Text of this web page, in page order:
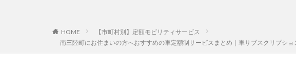
HOME
【市町村別】定額モビリティサービス
南三陸町にお住まいの方へおすすめの車定額制サービスまとめ｜車サブスクリプシ